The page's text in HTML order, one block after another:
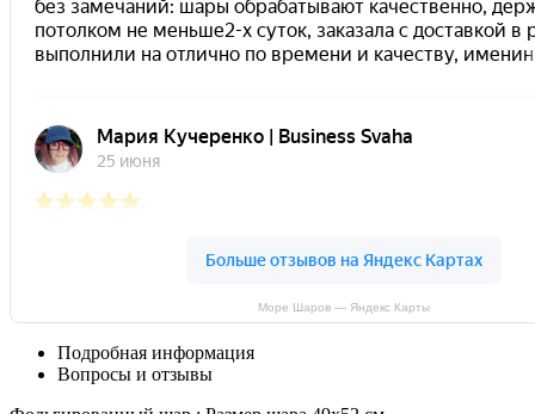
Море Шаров — Яндекс Карты
Подробная информация
Вопросы и отзывы